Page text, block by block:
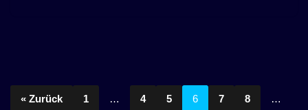
« Zurück 1 … 4 5 6 7 8 …